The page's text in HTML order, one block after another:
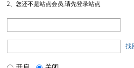
2、您还不是站点会员,请先登录站点
找